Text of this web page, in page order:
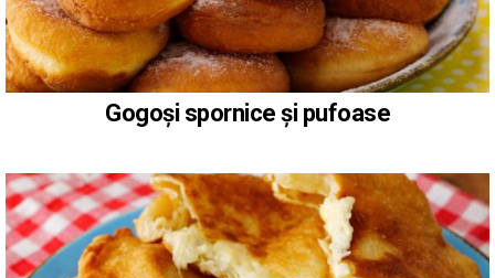
Gogoși spornice și pufoase